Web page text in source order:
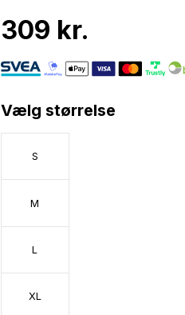
309 kr.
Vælg størrelse
S
M
L
XL